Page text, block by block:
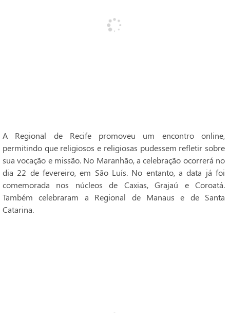
A Regional de Recife promoveu um encontro online,
permitindo que religiosos e religiosas pudessem refletir sobre
sua vocação e missão. No Maranhão, a celebração ocorrerá no
dia 22 de fevereiro, em São Luís. No entanto, a data já foi
comemorada nos núcleos de Caxias, Grajaú e Coroatá.
Também celebraram a Regional de Manaus e de Santa
Catarina.